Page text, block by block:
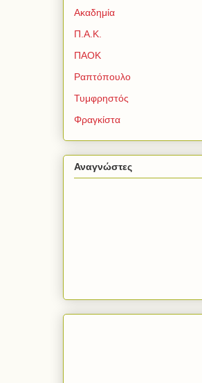
Ακαδημία
Π.Α.Κ.
ΠΑΟΚ
Ραπτόπουλο
Τυμφρηστός
Φραγκίστα
Αναγνώστες